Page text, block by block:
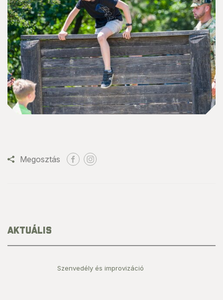
Megosztás
AKTUÁLIS
Szenvedély és improvizáció